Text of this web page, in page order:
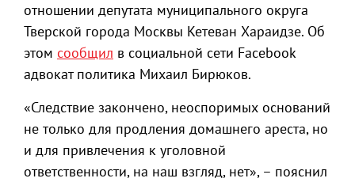
отношении депутата муниципального округа
Тверской города Москвы Кетеван Хараидзе. Об
этом сообщил в социальной сети Facebook
адвокат политика Михаил Бирюков.
«Следствие закончено, неоспоримых оснований
не только для продления домашнего ареста, но
и для привлечения к уголовной
ответственности, на наш взгляд, нет», – пояснил